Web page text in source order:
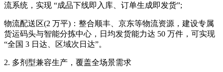
流系统，实现 “成品下线即入库、订单生成即发货”;
物流配送区(2 万平)：整合顺丰、京东等物流资源，建设专属
货运码头与智能分拣中心，日均发货能力达 50 万件，可实现
“全国 3 日达、区域次日达”。
2. 多剂型兼容生产，覆盖全场景需求